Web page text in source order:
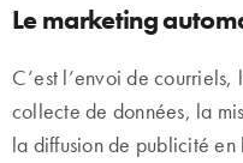
Le marketing
C’est l’envoi de
collecte de données, la
la diffusion de publicité en